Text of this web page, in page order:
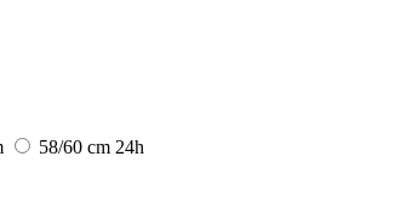
58/60 cm 24h